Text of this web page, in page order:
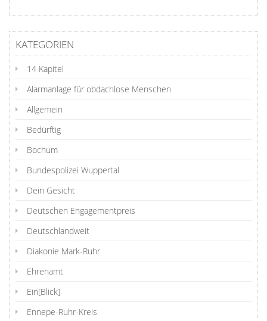
KATEGORIEN
14 Kapitel
Alarmanlage für obdachlose Menschen
Allgemein
Bedürftig
Bochum
Bundespolizei Wuppertal
Dein Gesicht
Deutschen Engagementpreis
Deutschlandweit
Diakonie Mark-Ruhr
Ehrenamt
Ein[Blick]
Ennepe-Ruhr-Kreis